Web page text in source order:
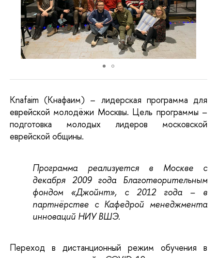
Knafaim (Кнафаим) – лидерская программа для
еврейской молодёжи Москвы. Цель программы –
подготовка молодых лидеров московской
еврейской общины.
Программа реализуется в Москве с
декабря 2009 года Благотворительным
фондом «Джойнт», с 2012 года – в
партнёрстве с Кафедрой менеджмента
инноваций НИУ ВШЭ.
Переход в дистанционный режим обучения в